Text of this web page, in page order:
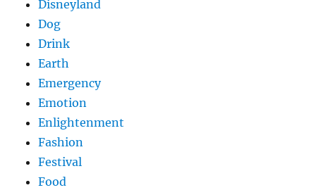
Disneyland
Dog
Drink
Earth
Emergency
Emotion
Enlightenment
Fashion
Festival
Food